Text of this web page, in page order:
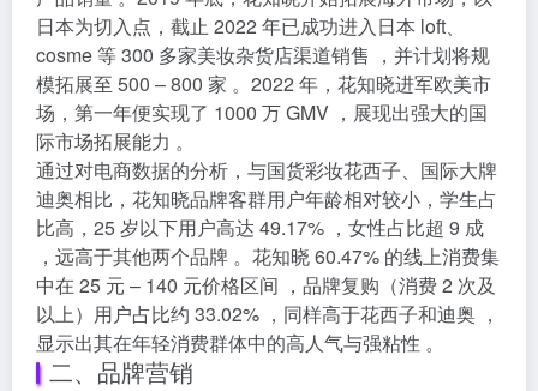
日本为切入点，截止 2022 年已成功进入日本 loft、
cosme 等 300 多家美妆杂货店渠道销售 ，并计划将规
模拓展至 500 – 800 家 。2022 年，花知晓进军欧美市
场，第一年便实现了 1000 万 GMV ，展现出强大的国
际市场拓展能力 。
通过对电商数据的分析，与国货彩妆花西子、国际大牌
迪奥相比，花知晓品牌客群用户年龄相对较小，学生占
比高，25 岁以下用户高达 49.17% ，女性占比超 9 成
，远高于其他两个品牌 。花知晓 60.47% 的线上消费集
中在 25 元 – 140 元价格区间 ，品牌复购（消费 2 次及
以上）用户占比约 33.02% ，同样高于花西子和迪奥 ，
显示出其在年轻消费群体中的高人气与强粘性 。
二、品牌营销